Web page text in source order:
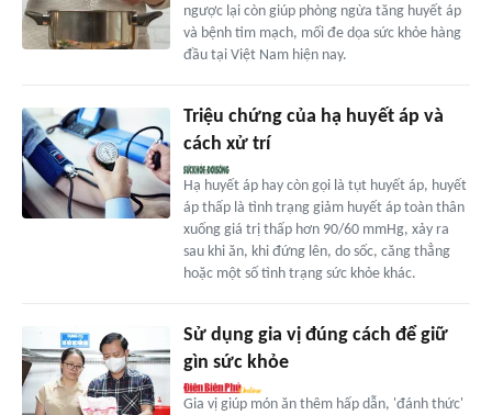
ngược lại còn giúp phòng ngừa tăng huyết áp
và bệnh tim mạch, mối đe dọa sức khỏe hàng
đầu tại Việt Nam hiện nay.
Triệu chứng của hạ huyết áp và
cách xử trí
Hạ huyết áp hay còn gọi là tụt huyết áp, huyết
áp thấp là tình trạng giảm huyết áp toàn thân
xuống giá trị thấp hơn 90/60 mmHg, xảy ra
sau khi ăn, khi đứng lên, do sốc, căng thẳng
hoặc một số tình trạng sức khỏe khác.
Sử dụng gia vị đúng cách để giữ
gìn sức khỏe
Gia vị giúp món ăn thêm hấp dẫn, 'đánh thức'